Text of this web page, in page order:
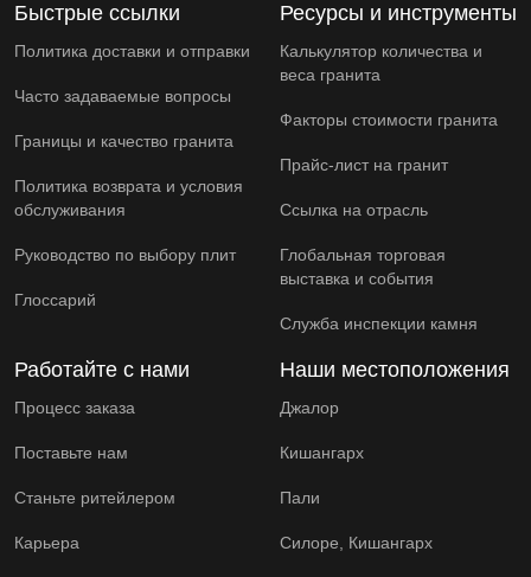
Быстрые ссылки
Политика доставки и отправки
Часто задаваемые вопросы
Границы и качество гранита
Политика возврата и условия
обслуживания
Руководство по выбору плит
Глоссарий
Ресурсы и инструменты
Калькулятор количества и
веса гранита
Факторы стоимости гранита
Прайс-лист на гранит
Ссылка на отрасль
Глобальная торговая
выставка и события
Служба инспекции камня
Работайте с нами
Процесс заказа
Поставьте нам
Станьте ритейлером
Карьера
Наши местоположения
Джалор
Кишангарх
Пали
Силоре, Кишангарх